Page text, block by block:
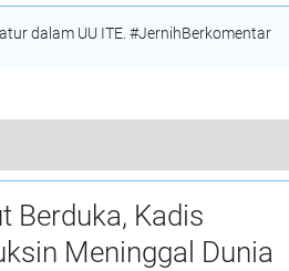
Hati
dalam UU ITE. #JernihBerkomentar
OLLY Dondokambey Resmi Tunjuk Frangky Wolayan Pimpin Ketua DPRD kabupaten Minahasa
Berduka, Kadis
Meninggal Dunia